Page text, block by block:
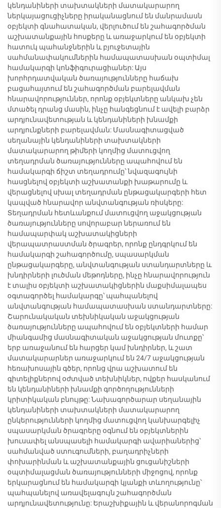
կենդանիների տախտակների մատակարարող
ներկայացուցիչները իրականացնում են մանրամասն
օբյեկտի գնահատական, վերլուծում են շահագործման
աշխատանքային հոսքերը և առաջարկում են օբյեկտի
հատուկ պահանջներին և բյուջետային
սահմանափակումներին համապատասխան օպտիմալ
համակարգի կոնֆիգուրացիաներ: Այս
խորհրդատվական ծառայությունները հաճախ
բացահայտում են շահագործման բարելավման
հնարավորություններ, որոնք օբյեկտները անկախ չեն
մտածել դրանց մասին, ինչը հանգեցնում է ավելի բարձր
արդյունավետության և կենդանիների խնամքի
արդյունքների բարելավման: Մասնագիտացված
սեղանային կենդանիների տախտակների
մատակարարող թիմերի կողմից մատուցվող
տեղադրման ծառայությունները ապահովում են
համակարգի ճիշտ տեղադրումը՝ նվազագույնի
հասցնելով օբյեկտի աշխատանքի խաթարումը և
վերացնելով սխալ տեղադրման ընթացակարգերի հետ
կապված հնարավոր անվտանգության ռիսկերը:
Տեղադրման հետևանքում մատուցվող աջակցության
ծառայությունները սովորաբար ներառում են
համապարփակ աշխատակիցների
վերապատրաստման ծրագրեր, որոնք ընդգրկում են
համակարգի շահագործումը, սպասարկման
ընթացակարգերը, անվտանգության ստանդարտները և
խնդիրների լուծման մեթոդները, ինչը հնարավորություն
է տալիս օբյեկտի աշխատակիցներին մաքսիմալապես
օգտագործել համակարգը՝ պահպանելով
անվտանգության համապատասխան ստանդարտները:
Շարունակական տեխնիկական աջակցության
ծառայությունները ապահովում են օբյեկտների համար
միանգամից մասնագիտական աջակցության մուտքը՝
երբ առաջանում են հարցեր կամ խնդիրներ, և շատ
մատակարարներ առաջարկում են 24/7 աջակցության
հեռախոսային գծեր, որոնց վրա աշխատում են
գիտելիքներով օժտված տեխնիկներ, ովքեր հասկանում
են կենդանիների խնամքի գործողությունների
կրիտիկական բնույթը: Նախագործարար սեղանային
կենդանիների տախտակների մատակարարող
ընկերությունների կողմից մատուցվող կանխարգելիչ
սպասարկման ծրագրերը օգնում են օբյեկտներին
խուսափել անսպասելի համակարգի ավարիաներից՝
սահմանված ստուգումների, բաղադրիչների
փոխարինման և աշխատանքային ցուցանիշների
օպտիմալացման ծառայությունների միջոցով, որոնք
երկարացնում են համակարգի կյանքի տևողությունը՝
պահպանելով առավելագույն շահագործման
արդյունավետությունը: Երաշխիքային և վերանորոգման